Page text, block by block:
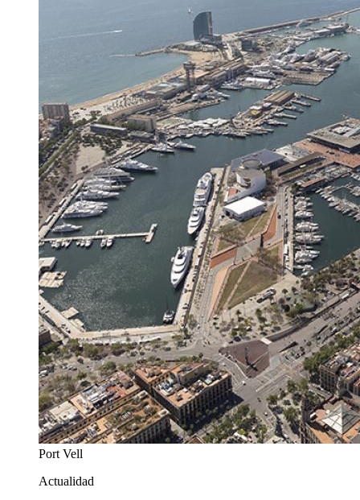
Port Vell
Actualidad